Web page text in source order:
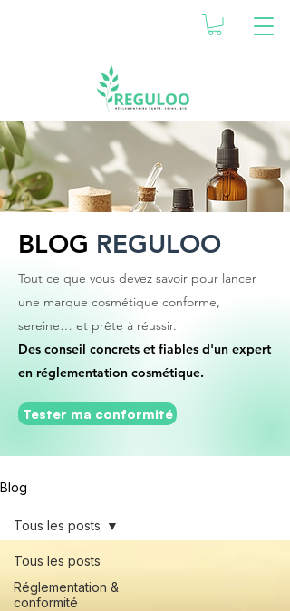
BLOG REGULOO
Tout ce que vous devez savoir pour lancer
une marque cosmétique conforme,
sereine… et prête à réussir.
Des conseil concrets et fiables d'un expert
en réglementation cosmétique.
Tester ma conformité
Blog
Tous les posts
Réglementation &
conformité
Tous les posts